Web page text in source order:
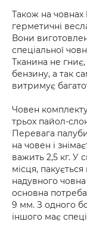
Також на човнах
герметичні
Вони
спеціальної
Тканина не гниє,
бензину, а так
витримує
Човен
трьох пайол-
Перевага
на човен і
важить 2,5 кг. У
місця,
надувного
основна
9 мм. З одного
іншого має